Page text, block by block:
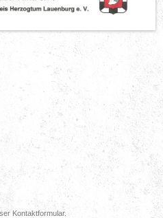
Kontaktformular.